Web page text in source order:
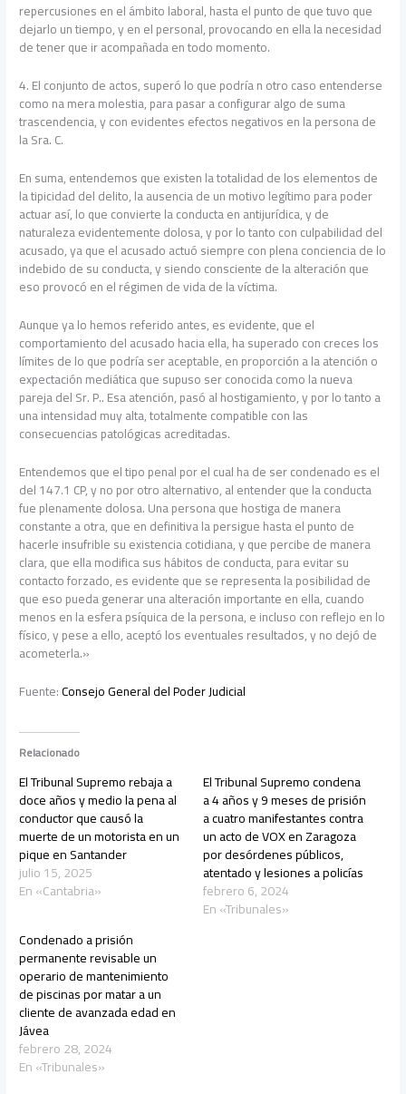
repercusiones en el ámbito laboral, hasta el punto de que tuvo que
dejarlo un tiempo, y en el personal, provocando en ella la necesidad
de tener que ir acompañada en todo momento.
4. El conjunto de actos, superó lo que podría n otro caso entenderse
como na mera molestia, para pasar a configurar algo de suma
trascendencia, y con evidentes efectos negativos en la persona de
la Sra. C.
En suma, entendemos que existen la totalidad de los elementos de
la tipicidad del delito, la ausencia de un motivo legítimo para poder
actuar así, lo que convierte la conducta en antijurídica, y de
naturaleza evidentemente dolosa, y por lo tanto con culpabilidad del
acusado, ya que el acusado actuó siempre con plena conciencia de lo
indebido de su conducta, y siendo consciente de la alteración que
eso provocó en el régimen de vida de la víctima.
Aunque ya lo hemos referido antes, es evidente, que el
comportamiento del acusado hacia ella, ha superado con creces los
límites de lo que podría ser aceptable, en proporción a la atención o
expectación mediática que supuso ser conocida como la nueva
pareja del Sr. P.. Esa atención, pasó al hostigamiento, y por lo tanto a
una intensidad muy alta, totalmente compatible con las
consecuencias patológicas acreditadas.
Entendemos que el tipo penal por el cual ha de ser condenado es el
del 147.1 CP, y no por otro alternativo, al entender que la conducta
fue plenamente dolosa. Una persona que hostiga de manera
constante a otra, que en definitiva la persigue hasta el punto de
hacerle insufrible su existencia cotidiana, y que percibe de manera
clara, que ella modifica sus hábitos de conducta, para evitar su
contacto forzado, es evidente que se representa la posibilidad de
que eso pueda generar una alteración importante en ella, cuando
menos en la esfera psíquica de la persona, e incluso con reflejo en lo
físico, y pese a ello, aceptó los eventuales resultados, y no dejó de
acometerla.»
Fuente:Consejo General del Poder Judicial
Relacionado
El Tribunal Supremo rebaja a
doce años y medio la pena al
conductor que causó la
muerte de un motorista en un
pique en Santander
julio 15, 2025
En «Cantabria»
El Tribunal Supremo condena
a 4 años y 9 meses de prisión
a cuatro manifestantes contra
un acto de VOX en Zaragoza
por desórdenes públicos,
atentado y lesiones a policías
febrero 6, 2024
En «Tribunales»
Condenado a prisión
permanente revisable un
operario de mantenimiento
de piscinas por matar a un
cliente de avanzada edad en
Jávea
febrero 28, 2024
En «Tribunales»